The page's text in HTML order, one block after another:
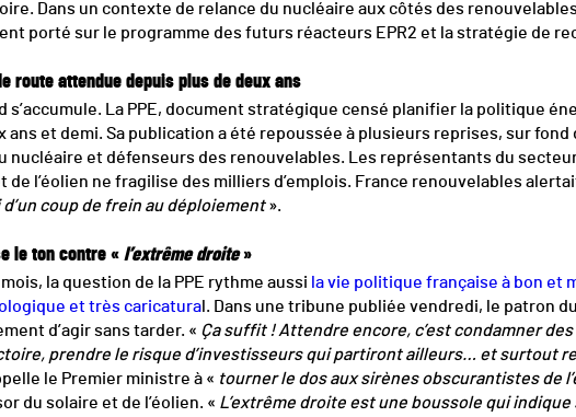
Dans un contexte de relance du nucléaire aux côtés des
porté sur le programme des futurs réacteurs EPR2 et la stratégie de
route attendue depuis plus de deux ans
s’accumule. La PPE, document stratégique censé planifier la politique
ans et demi. Sa publication a été repoussée à plusieurs reprises, sur
nucléaire et défenseurs des renouvelables. Les représentants du
de l’éolien ne fragilise des milliers d’emplois. France renouvelables
d’un coup de frein au déploiement».
le ton contre « l’extrême droite»
la question de la PPE rythme aussi la vie politique française à bon et
et très caricatural. Dans une tribune publiée vendredi, le patron
d’agir sans tarder. « Ça suffit ! Attendre encore, c’est condamner
prendre le risque d’investisseurs qui partiront ailleurs… et surtout
le Premier ministre à « tourner le dos aux sirènes obscurantistes de
du solaire et de l’éolien. « L’extrême droite est une boussole qui